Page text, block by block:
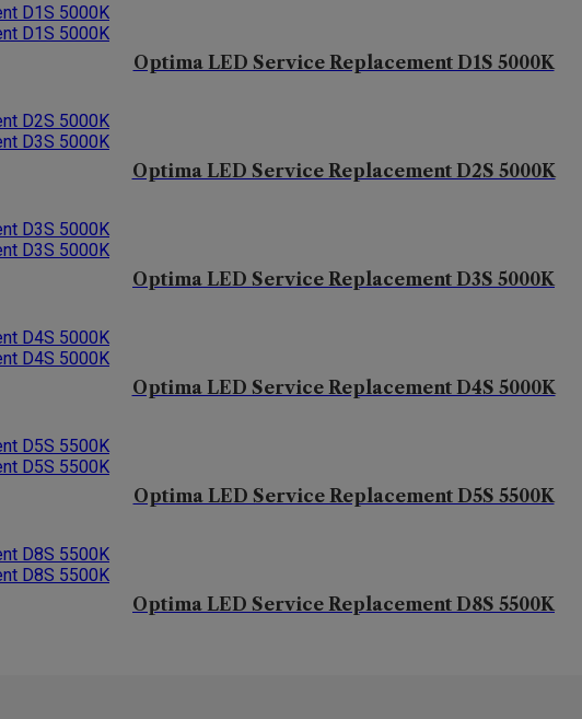
Optima LED Service Replacement D1S 5000K
Optima LED Service Replacement D2S 5000K
Optima LED Service Replacement D3S 5000K
Optima LED Service Replacement D4S 5000K
Optima LED Service Replacement D5S 5500K
Optima LED Service Replacement D8S 5500K